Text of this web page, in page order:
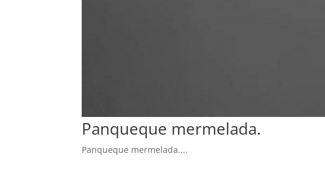
Panqueque mermelada.
Panqueque mermelada....